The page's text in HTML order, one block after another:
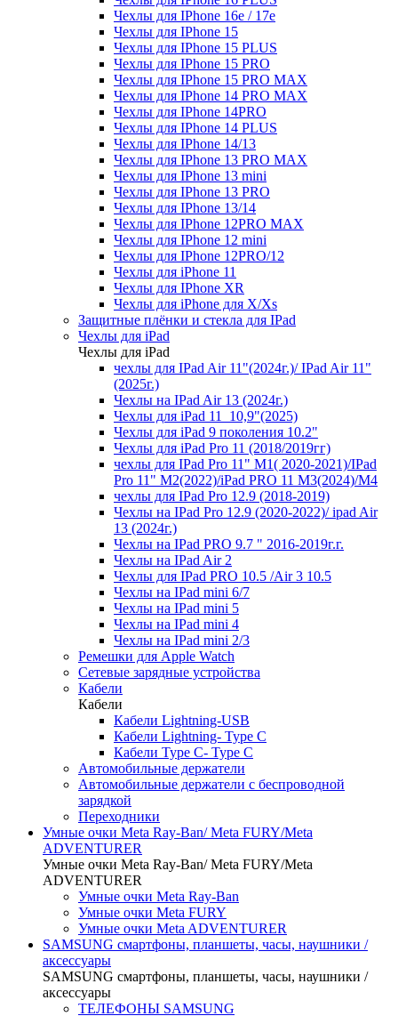
Чехлы для IPhone 16e / 17e
Чехлы для IPhone 15
Чехлы для IPhone 15 PLUS
Чехлы для IPhone 15 PRO
Чехлы для IPhone 15 PRO MAX
Чехлы для IPhone 14 PRO MAX
Чехлы для IPhone 14PRO
Чехлы для IPhone 14 PLUS
Чехлы для IPhone 14/13
Чехлы для IPhone 13 PRO MAX
Чехлы для IPhone 13 mini
Чехлы для IPhone 13 PRO
Чехлы для IPhone 13/14
Чехлы для IPhone 12PRO MAX
Чехлы для IPhone 12 mini
Чехлы для IPhone 12PRO/12
Чехлы для iPhone 11
Чехлы для IPhone XR
Чехлы для iPhone для X/Xs
Защитные плёнки и стекла для IPad
Чехлы для iPad
Чехлы для iPad
чехлы для IPad Air 11"(2024г.)/ IPad Air 11"
(2025г.)
Чехлы на IPad Air 13 (2024г.)
Чехлы для iPad 11_10,9"(2025)
Чехлы для iPad 9 поколения 10.2"
Чехлы для iPad Pro 11 (2018/2019гг)
чехлы для IPad Pro 11" М1( 2020-2021)/IPad
Pro 11" М2(2022)/iPad PRO 11 M3(2024)/M4
чехлы для IPad Pro 12.9 (2018-2019)
Чехлы на IPad Pro 12.9 (2020-2022)/ ipad Air
13 (2024г.)
Чехлы на IPad PRO 9.7 " 2016-2019г.г.
Чехлы на IPad Air 2
Чехлы для IPad PRO 10.5 /Air 3 10.5
Чехлы на IPad mini 6/7
Чехлы на IPad mini 5
Чехлы на IPad mini 4
Чехлы на IPad mini 2/3
Ремешки для Apple Watch
Сетевые зарядные устройства
Кабели
Кабели
Кабели Lightning-USB
Кабели Lightning- Type C
Кабели Type C- Type C
Автомобильные держатели
Автомобильные держатели с беспроводной
зарядкой
Переходники
Умные очки Meta Ray-Ban/ Meta FURY/Meta
ADVENTURER
Умные очки Meta Ray-Ban/ Meta FURY/Meta
ADVENTURER
Умные очки Meta Ray-Ban
Умные очки Meta FURY
Умные очки Meta ADVENTURER
SAMSUNG cмартфоны, планшеты, часы, наушники /
аксессуары
SAMSUNG cмартфоны, планшеты, часы, наушники /
аксессуары
ТЕЛЕФОНЫ SAMSUNG